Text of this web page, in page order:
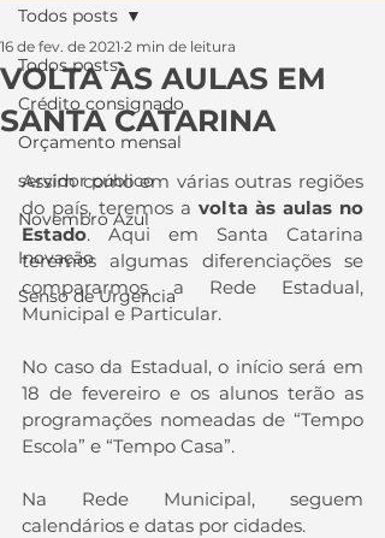
Todos posts
Crédito consignado
Orçamento mensal
servidor público
Novembro Azul
Inovação
Senso de Urgencia
Todos posts
VOLTA ÀS AULAS EM
SANTA CATARINA
16 de fev. de 2021 2 min de leitura
Assim como em várias outras regiões
do país, teremos a volta às aulas no
Estado. Aqui em Santa Catarina
teremos algumas diferenciações se
compararmos a Rede Estadual,
Municipal e Particular.
No caso da Estadual, o início será em
18 de fevereiro e os alunos terão as
programações nomeadas de “Tempo
Escola” e “Tempo Casa”.
Na Rede Municipal, seguem
calendários e datas por cidades.